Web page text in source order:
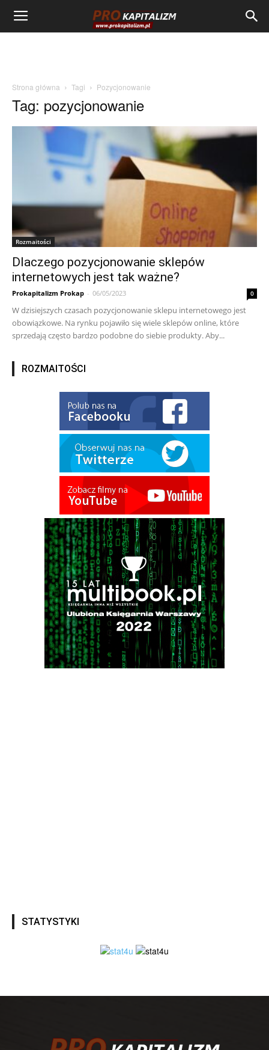
Strona główna Tagi Pozycjonowanie
Tag: pozycjonowanie
Rozmaitości
Dlaczego pozycjonowanie sklepów
internetowych jest tak ważne?
Prokapitalizm Prokap - 06/05/2023 0
W dzisiejszych czasach pozycjonowanie sklepu internetowego jest
obowiązkowe. Na rynku pojawiło się wiele sklepów online, które
sprzedają często bardzo podobne do siebie produkty. Aby...
ROZMAITOŚCI
STATYSTYKI